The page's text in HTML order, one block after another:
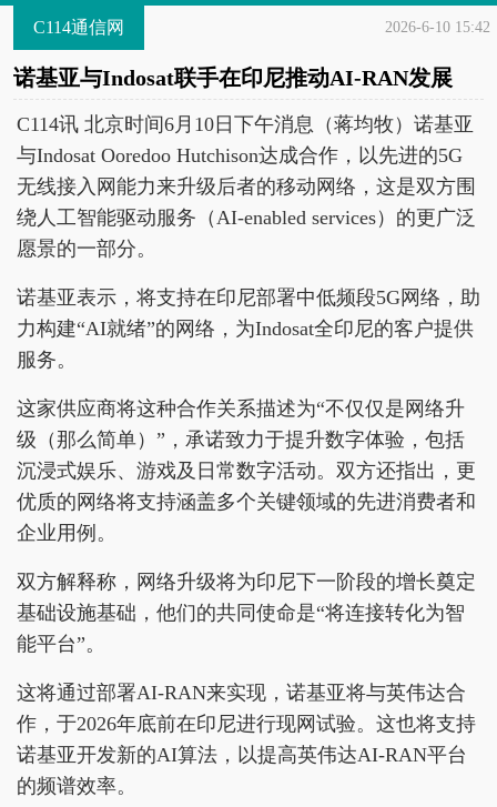
C114通信网 2026-6-10 15:42
诺基亚与Indosat联手在印尼推动AI-RAN发展
C114讯 北京时间6月10日下午消息（蒋均牧）诺基亚
与Indosat Ooredoo Hutchison达成合作，以先进的5G
无线接入网能力来升级后者的移动网络，这是双方围
绕人工智能驱动服务（AI-enabled services）的更广泛
愿景的一部分。
诺基亚表示，将支持在印尼部署中低频段5G网络，助
力构建“AI就绪”的网络，为Indosat全印尼的客户提供
服务。
这家供应商将这种合作关系描述为“不仅仅是网络升
级（那么简单）”，承诺致力于提升数字体验，包括
沉浸式娱乐、游戏及日常数字活动。双方还指出，更
优质的网络将支持涵盖多个关键领域的先进消费者和
企业用例。
双方解释称，网络升级将为印尼下一阶段的增长奠定
基础设施基础，他们的共同使命是“将连接转化为智
能平台”。
这将通过部署AI-RAN来实现，诺基亚将与英伟达合
作，于2026年底前在印尼进行现网试验。这也将支持
诺基亚开发新的AI算法，以提高英伟达AI-RAN平台
的频谱效率。